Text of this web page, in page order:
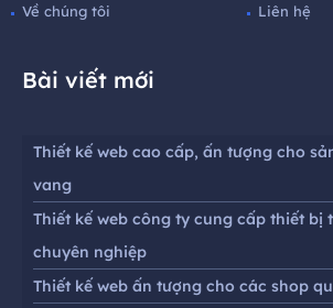
Về chúng tôi
Liên hệ
Bài viết mới
Thiết kế web cao cấp, ấn tượng cho
vang
Thiết kế web công ty cung cấp thiết bị
chuyên nghiệp
Thiết kế web ấn tượng cho các shop